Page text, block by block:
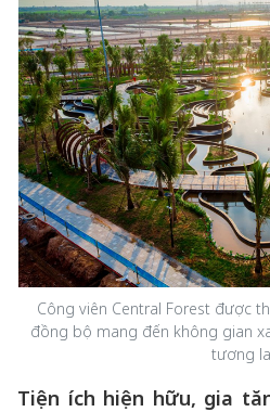
Công viên Central Forest được
đồng bộ mang đến không gian
tương
Tiện ích hiện hữu, gia